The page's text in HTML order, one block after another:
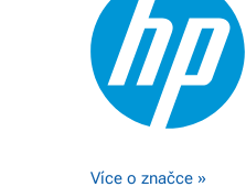
Více o značce »